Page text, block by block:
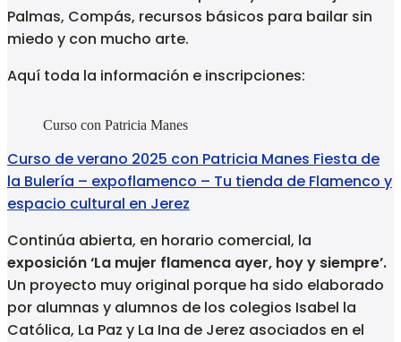
Palmas, Compás, recursos básicos para bailar sin
miedo y con mucho arte.
Aquí toda la información e inscripciones:
Curso con Patricia Manes
Curso de verano 2025 con Patricia Manes Fiesta de
la Bulería – expoflamenco – Tu tienda de Flamenco y
espacio cultural en Jerez
Continúa abierta, en horario comercial, la
exposición ‘La mujer flamenca ayer, hoy y siempre’.
Un proyecto muy original porque ha sido elaborado
por alumnas y alumnos de los colegios Isabel la
Católica, La Paz y La Ina de Jerez asociados en el